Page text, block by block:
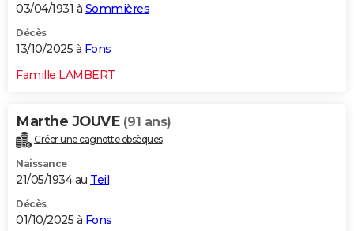
03/04/1931 à Sommières
Décès
13/10/2025 à Fons
Famille LAMBERT
Marthe JOUVE (91 ans)
Créer une cagnotte obsèques
Naissance
21/05/1934 au Teil
Décès
01/10/2025 à Fons